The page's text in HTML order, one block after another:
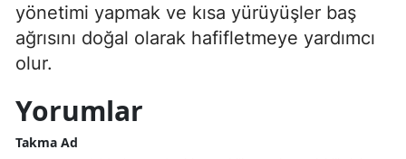
yönetimi yapmak ve kısa yürüyüşler baş
ağrısını doğal olarak hafifletmeye yardımcı
olur.
Yorumlar
Takma Ad